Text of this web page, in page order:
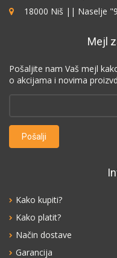
18000 Niš || Naselje
Mejl
Pošaljite nam Vaš mejl
o akcijama i novima
Kako kupiti?
Kako platit?
Način dostave
Garancija